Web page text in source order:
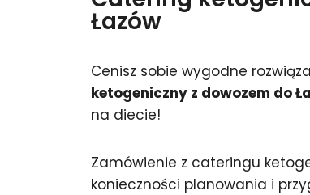
Łazów
Cenisz sobie wygodne
ketogeniczny z dowozem do
na diecie!
Zamówienie z cateringu
konieczności planowania i